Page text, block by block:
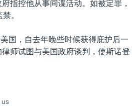
指控他从事间谍活动。如被定罪，
。
国，自去年晚些时候获得庇护后一
师试图与美国政府谈判，使斯诺登
us